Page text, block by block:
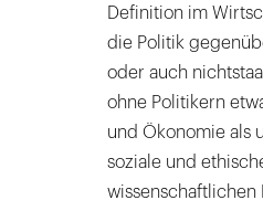
Definition im
die Politik
oder auch
ohne Politikern
und Ökonomie als
soziale und
wissenschaftlichen